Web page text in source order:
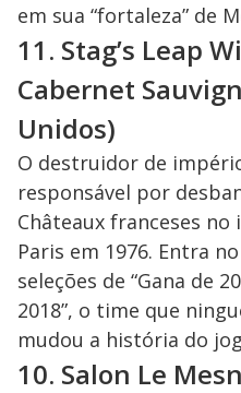
em sua “fortaleza” de
11. Stag’s Leap
Cabernet
Unidos)
O destruidor de
responsável por
Châteaux franceses no
Paris em 1976. Entra
seleções de “Gana de
2018”, o time que
mudou a história do
10. Salon Le